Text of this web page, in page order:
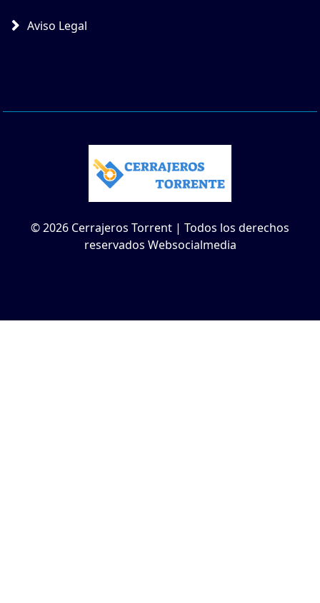
Aviso Legal
© 2026 Cerrajeros Torrent | Todos los derechos
reservados Websocialmedia